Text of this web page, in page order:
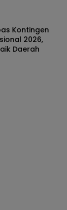
Kontingen
2026,
Daerah